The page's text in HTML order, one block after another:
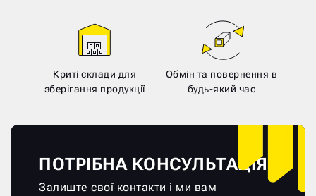
Криті склади для
зберігання продукції
Обмін та повернення в
будь-який час
ПОТРІБНА КОНСУЛЬТАЦІЯ?
Залиште свої контакти і ми вам